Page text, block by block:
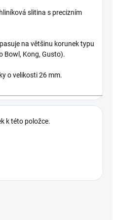
slitina s precizním
na většinu korunek typu
Bowl, Kong, Gusto).
o velikosti 26 mm.
k této položce.